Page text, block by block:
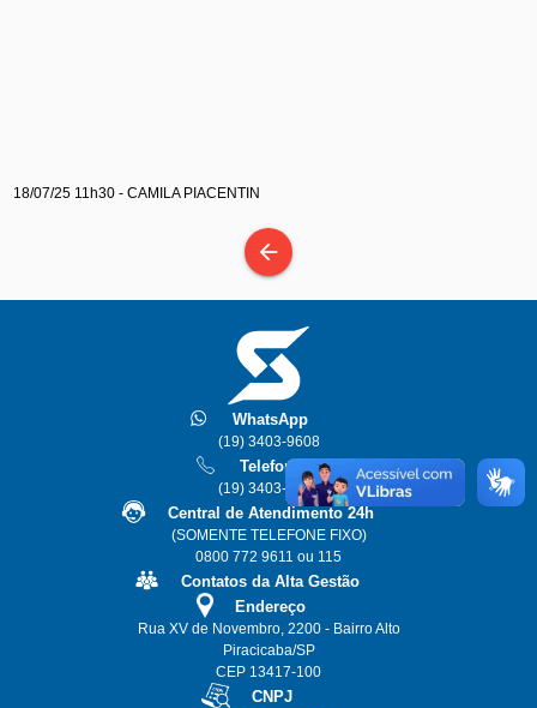
18/07/25 11h30 - CAMILA PIACENTIN
arrow_back
WhatsApp
(19) 3403-9608
Telefone
(19) 3403-9611
Central de Atendimento 24h
(SOMENTE TELEFONE FIXO)
0800 772 9611 ou 115
Contatos da Alta Gestão
Endereço
Rua XV de Novembro, 2200 - Bairro Alto
Piracicaba/SP
CEP 13417-100
CNPJ